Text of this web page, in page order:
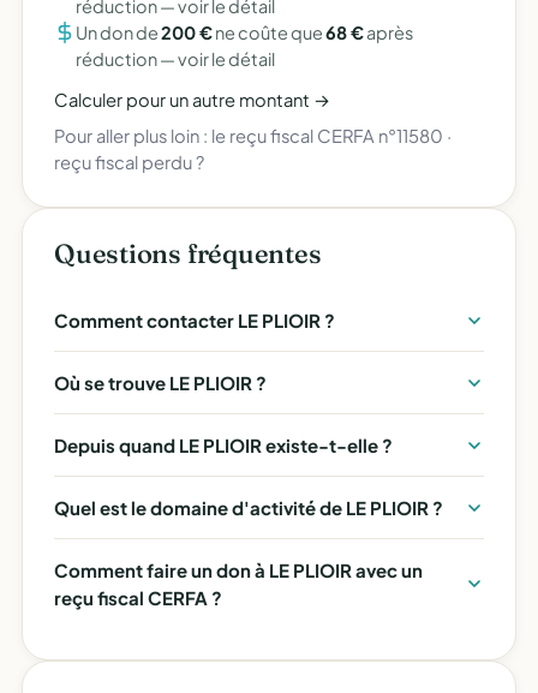
réduction —voir le détail
Un don de200 €ne coûte que68 €après
réduction —voir le détail
Calculer pour un autre montant →
Pour aller plus loin : le reçu fiscal CERFA n°11580 ·
reçu fiscal perdu ?
Questions fréquentes
Comment contacter LE PLIOIR ?
Où se trouve LE PLIOIR ?
Depuis quand LE PLIOIR existe-t-elle ?
Quel est le domaine d'activité de LE PLIOIR ?
Comment faire un don à LE PLIOIR avec un
reçu fiscal CERFA ?